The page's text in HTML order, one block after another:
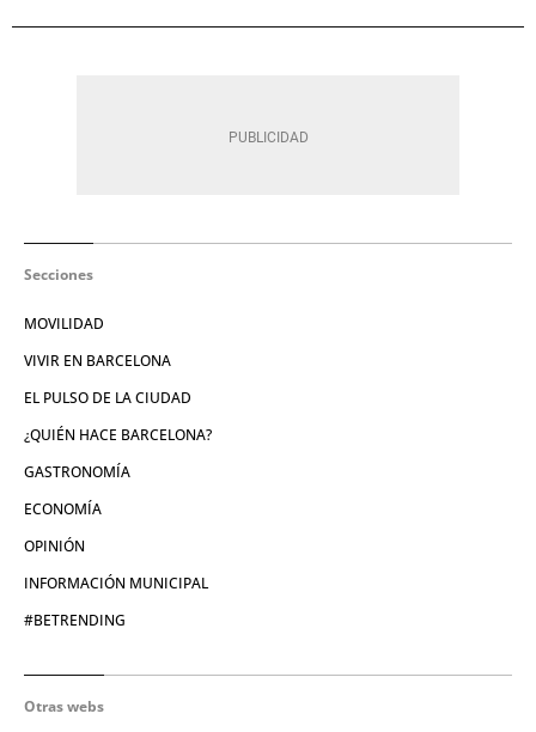
Secciones
MOVILIDAD
VIVIR EN BARCELONA
EL PULSO DE LA CIUDAD
¿QUIÉN HACE BARCELONA?
GASTRONOMÍA
ECONOMÍA
OPINIÓN
INFORMACIÓN MUNICIPAL
#BETRENDING
Otras webs